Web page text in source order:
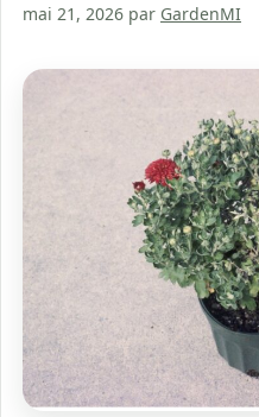
mai 21, 2026 par GardenMI